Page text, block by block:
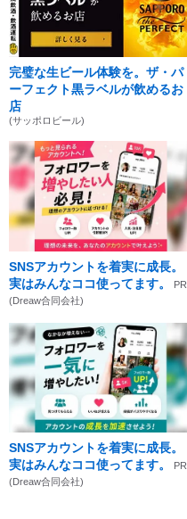
完璧な生ビール体験を。ザ・パ
ーフェクト黒ラベルが飲めるお
店
(サッポロビール)
SNSアカウントを着実に成長。
実はみんなココ使ってます。
PR
(Dreaw合同会社)
SNSアカウントを着実に成長。
実はみんなココ使ってます。
PR
(Dreaw合同会社)